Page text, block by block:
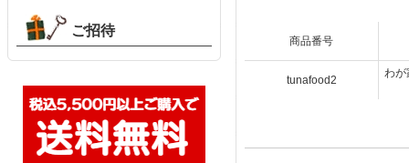
商品番号
tunafood2
わが
ご招待